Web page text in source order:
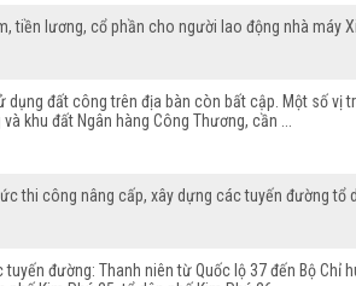
tiền lương, cổ phần cho người lao động nhà máy
dụng đất công trên địa bàn còn bất cập. Một số
khu đất Ngân hàng Công Thương, cần ...
thi công nâng cấp, xây dựng các tuyến đường
đường: Thanh niên từ Quốc lộ 37 đến Bộ